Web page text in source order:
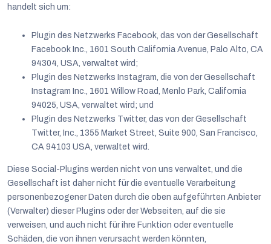
handelt sich um:
Plugin des Netzwerks Facebook, das von der Gesellschaft
Facebook Inc., 1601 South California Avenue, Palo Alto, CA
94304, USA, verwaltet wird;
Plugin des Netzwerks Instagram, die von der Gesellschaft
Instagram Inc., 1601 Willow Road, Menlo Park, California
94025, USA, verwaltet wird; und
Plugin des Netzwerks Twitter, das von der Gesellschaft
Twitter, Inc., 1355 Market Street, Suite 900, San Francisco,
CA 94103 USA, verwaltet wird.
Diese Social-Plugins werden nicht von uns verwaltet, und die
Gesellschaft ist daher nicht für die eventuelle Verarbeitung
personenbezogener Daten durch die oben aufgeführten Anbieter
(Verwalter) dieser Plugins oder der Webseiten, auf die sie
verweisen, und auch nicht für ihre Funktion oder eventuelle
Schäden, die von ihnen verursacht werden könnten,